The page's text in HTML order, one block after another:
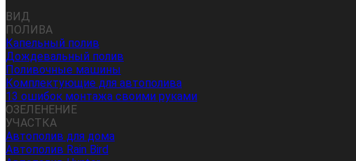
ВИД
ПОЛИВА
Капельный полив
Дождевальный полив
Поливочные машины
Комплектующие для автополива
13 ошибок монтажа своими руками
ОЗЕЛЕНЕНИЕ
УЧАСТКА
Автополив для дома
Автополив Rain Bird